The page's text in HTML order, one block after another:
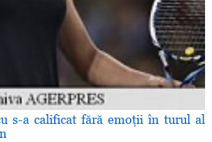
s-a calificat fără emoţii în turul al